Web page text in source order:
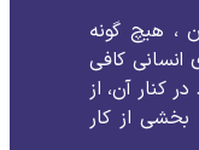
، هیچ گونه
انسانی کافی
در کنار آن، از
بخشی از کار